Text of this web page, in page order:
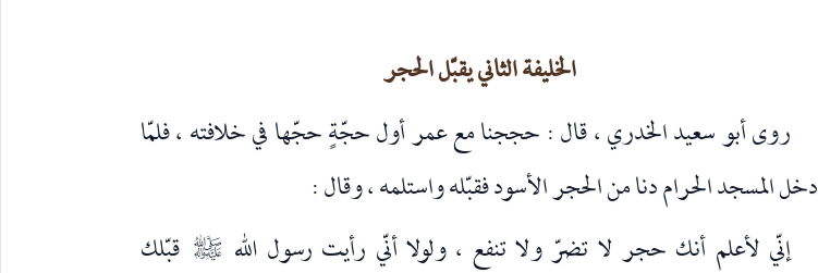
الخليفة الثاني يقبّل الحجر
روى أبو سعيد الخدري ، قال : حججنا مع عمر أول حجّةٍ حجّها في خلافته ، فلمّا
دخل المسجد الحرام دنا من الحجر الأسود فقبّله واستلمه ، وقال :
إنّي لأعلم أنك حجر لا تضرّ ولا تنفع ، ولولا أنّي رأيت رسول الله صلى‌الله‌عليه‌وآله قبّلك